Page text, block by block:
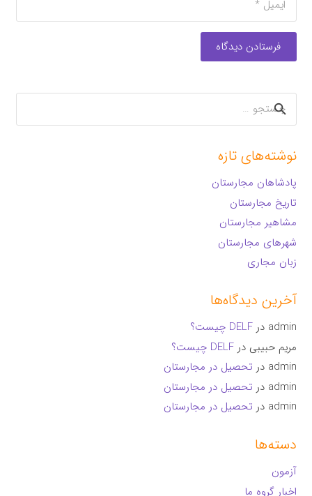
فرستادن دیدگاه
جستجو
برای:
نوشته‌های تازه
پادشاهان مجارستان
تاریخ مجارستان
مشاهیر مجارستان
شهرهای مجارستان
زبان مجاری
آخرین دیدگاه‌ها
admin درDELF چیست؟
مریم حبیبی درDELF چیست؟
admin در تحصیل در مجارستان
admin در تحصیل در مجارستان
admin در تحصیل در مجارستان
دسته‌ها
آزمون
اخبار گروه ما